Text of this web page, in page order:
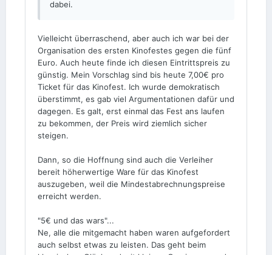
dabei.
Vielleicht überraschend, aber auch ich war bei der
Organisation des ersten Kinofestes gegen die fünf
Euro. Auch heute finde ich diesen Eintrittspreis zu
günstig. Mein Vorschlag sind bis heute 7,00€ pro
Ticket für das Kinofest. Ich wurde demokratisch
überstimmt, es gab viel Argumentationen dafür und
dagegen. Es galt, erst einmal das Fest ans laufen
zu bekommen, der Preis wird ziemlich sicher
steigen.
Dann, so die Hoffnung sind auch die Verleiher
bereit höherwertige Ware für das Kinofest
auszugeben, weil die Mindestabrechnungspreise
erreicht werden.
"5€ und das wars"...
Ne, alle die mitgemacht haben waren aufgefordert
auch selbst etwas zu leisten. Das geht beim